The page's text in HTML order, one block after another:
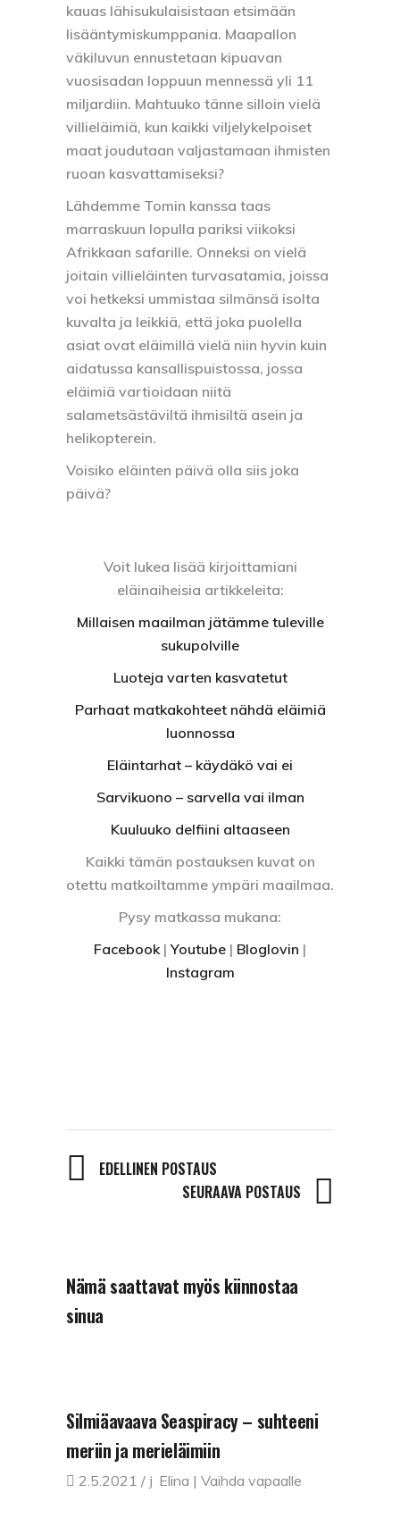
kauas lähisukulaisistaan etsimään
lisääntymiskumppania. Maapallon
väkiluvun ennustetaan kipuavan
vuosisadan loppuun mennessä yli 11
miljardiin. Mahtuuko tänne silloin vielä
villieläimiä, kun kaikki viljelykelpoiset
maat joudutaan valjastamaan ihmisten
ruoan kasvattamiseksi?
Lähdemme Tomin kanssa taas
marraskuun lopulla pariksi viikoksi
Afrikkaan safarille. Onneksi on vielä
joitain villieläinten turvasatamia, joissa
voi hetkeksi ummistaa silmänsä isolta
kuvalta ja leikkiä, että joka puolella
asiat ovat eläimillä vielä niin hyvin kuin
aidatussa kansallispuistossa, jossa
eläimiä vartioidaan niitä
salametsästäviltä ihmisiltä asein ja
helikopterein.
Voisiko eläinten päivä olla siis joka
päivä?
Voit lukea lisää kirjoittamiani
eläinaiheisia artikkeleita:
Millaisen maailman jätämme tuleville
sukupolville
Luoteja varten kasvatetut
Parhaat matkakohteet nähdä eläimiä
luonnossa
Eläintarhat – käydäkö vai ei
Sarvikuono – sarvella vai ilman
Kuuluuko delfiini altaaseen
Kaikki tämän postauksen kuvat on
otettu matkoiltamme ympäri maailmaa.
Pysy matkassa mukana:
Facebook |Youtube | Bloglovin |
Instagram
EDELLINEN POSTAUS
SEURAAVA POSTAUS
Nämä saattavat myös kiinnostaa
sinua
Silmiäavaava Seaspiracy – suhteeni
meriin ja merieläimiin
2.5.2021 Elina | Vaihda vapaalle